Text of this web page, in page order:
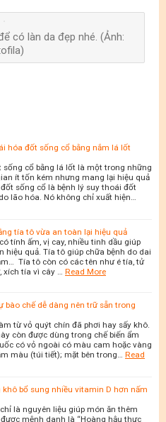
có làn da đẹp nhé. (Ảnh:
hóa đốt sống cổ bằng nắm lá lốt
sống cổ bằng lá lốt là một trong những
ít tốn kém nhưng mang lại hiệu quả
sống cổ là bệnh lý suy thoái đốt
lão hóa. Nó không chỉ xuất hiện…
tía tô vừa an toàn lại hiệu quả
tính ấm, vị cay, nhiều tinh dầu giúp
hiệu quả. Tía tô giúp chữa bệnh do dai
Tía tô còn có các tên như é tía, tử
xích tía vì cây … Read More
bào chế dễ dàng nên trữ sẵn trong
từ vỏ quýt chín đã phơi hay sấy khô.
còn được dùng trong chế biến ẩm
có vỏ ngoài có màu cam hoặc vàng
màu (túi tiết); mặt bên trong… Read
bổ sung nhiều vitamin D hơn nấm
là nguyên liệu giúp món ăn thêm
mệnh danh là “Hoàng hậu thực